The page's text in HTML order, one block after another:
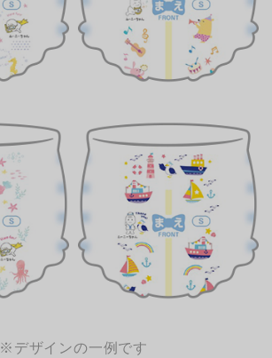
※デザインの一例です